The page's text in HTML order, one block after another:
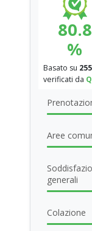
80.8
%
Basato su
verificati da
Aree
generali
Colazione